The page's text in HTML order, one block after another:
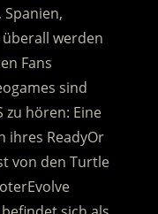
überall werden
Fans
sind
zu hören: Eine
ihres ReadyOr
von den Turtle